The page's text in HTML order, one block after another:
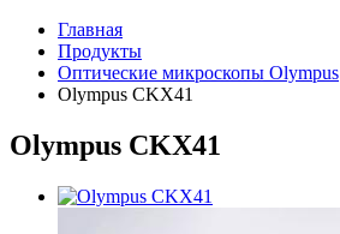
Главная
Продукты
Оптические микроскопы Olympus
Olympus CKX41
Olympus CKX41